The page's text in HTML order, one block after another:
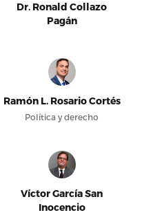
Dr. Ronald Collazo
Pagán
Ramón L. Rosario Cortés
Política y derecho
Víctor García San
Inocencio